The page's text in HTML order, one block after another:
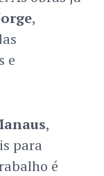
,
e
,
para
é